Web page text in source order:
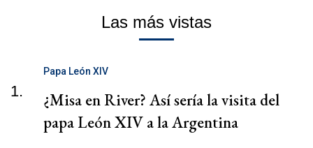
Las más vistas
1.
Papa León XIV
¿Misa en River? Así sería la visita del
papa León XIV a la Argentina